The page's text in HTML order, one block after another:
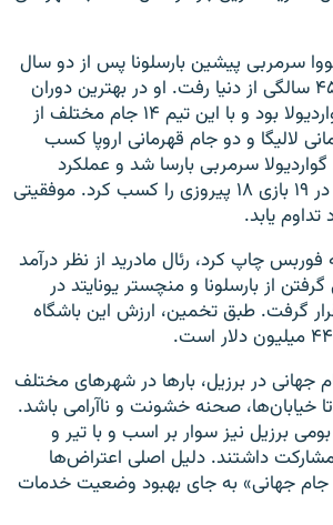
سرمربی پیشین بارسلونا پس از دو سال
مبارزه با سرطان، در ۴۵ سالگی از دنیا رفت. او در بهترین دوران
تاریخ بارسا دستیار گواردیولا بود و با این تیم ۱۴ جام مختلف از
لالیگا و دو جام قهرمانی اروپا کسب
سرمربی بارسا شد و عملکرد
فوق‌العاده‌ای داشت. در ۱۹ بازی ۱۸ پیروزی را کسب کرد. موفقیتی
یابد.
چاپ کرد، رئال مادرید از نظر درآمد
از بارسلونا و منچستر یونایتد در
گرفت. طبق تخمین، ارزش این باشگاه
جهانی در برزیل، بار‌ها در شهرهای مختلف
خیابان‌ها، صحنه خشونت و نا‌آرامی باشد.
برزیل نیز سوار بر اسب و با تیر و
داشتند. دلیل اصلی اعتراض‌ها
جهانی» به جای بهبود وضعیت خدمات